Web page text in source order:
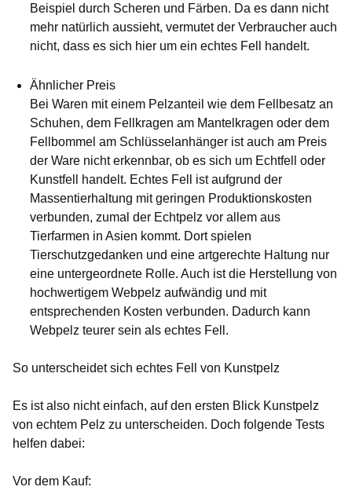
Beispiel durch Scheren und Färben. Da es dann nicht
mehr natürlich aussieht, vermutet der Verbraucher auch
nicht, dass es sich hier um ein echtes Fell handelt.
Ähnlicher Preis
Bei Waren mit einem Pelzanteil wie dem Fellbesatz an
Schuhen, dem Fellkragen am Mantelkragen oder dem
Fellbommel am Schlüsselanhänger ist auch am Preis
der Ware nicht erkennbar, ob es sich um Echtfell oder
Kunstfell handelt. Echtes Fell ist aufgrund der
Massentierhaltung mit geringen Produktionskosten
verbunden, zumal der Echtpelz vor allem aus
Tierfarmen in Asien kommt. Dort spielen
Tierschutzgedanken und eine artgerechte Haltung nur
eine untergeordnete Rolle. Auch ist die Herstellung von
hochwertigem Webpelz aufwändig und mit
entsprechenden Kosten verbunden. Dadurch kann
Webpelz teurer sein als echtes Fell.
So unterscheidet sich echtes Fell von Kunstpelz
Es ist also nicht einfach, auf den ersten Blick Kunstpelz
von echtem Pelz zu unterscheiden. Doch folgende Tests
helfen dabei:
Vor dem Kauf: